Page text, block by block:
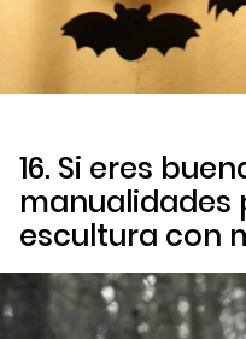
16. Si eres
manualidades
escultura con